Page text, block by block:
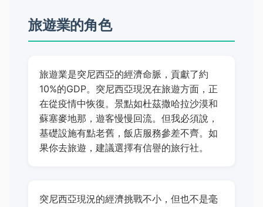
旅遊業的角色
旅遊業是突尼西亞的經濟命脈，貢獻了約
10%的GDP。突尼西亞現況在旅遊方面，正
在從疫情中恢復。景點如杜茲撒哈拉沙漠和
蘇塞麥地那，遊客慢慢回流。但我必須說，
基礎設施有點老舊，飯店服務參差不齊。如
果你去旅遊，建議選擇有信譽的旅行社。
突尼西亞現況的經濟挑戰不小，但也不是毫